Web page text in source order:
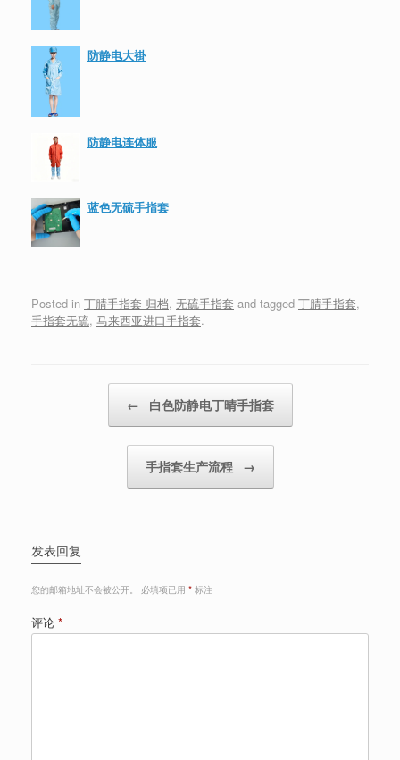
防静电大褂
防静电连体服
蓝色无硫手指套
Posted in 丁腈手指套 归档, 无硫手指套 and tagged 丁腈手指套,
手指套无硫, 马来西亚进口手指套.
← 白色防静电丁晴手指套
手指套生产流程 →
发表回复
您的邮箱地址不会被公开。 必填项已用 * 标注
评论 *